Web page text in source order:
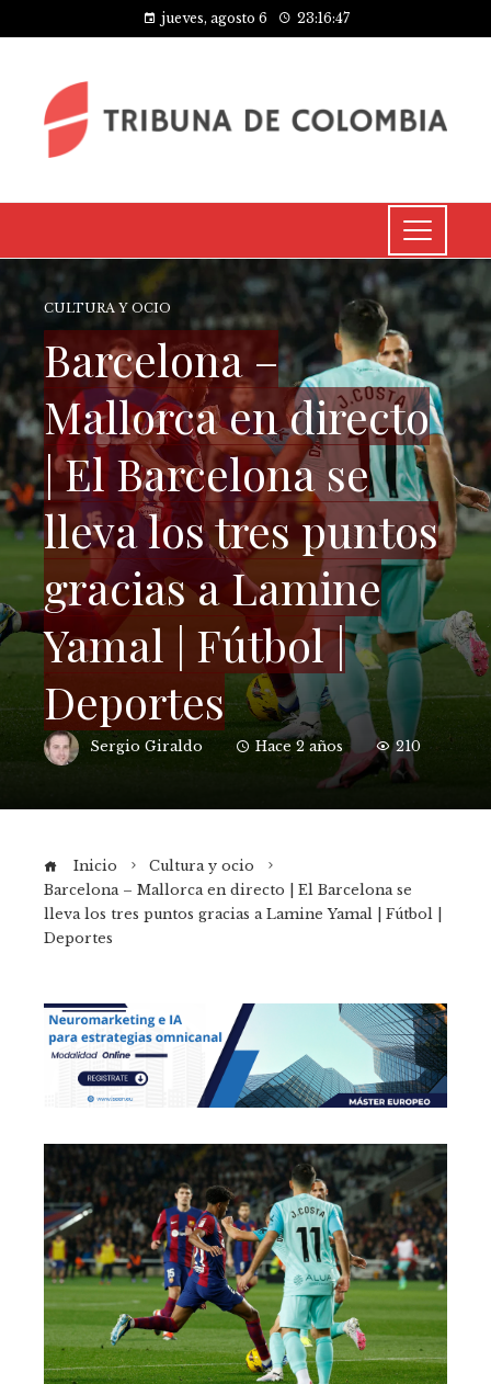
jueves, agosto 6 23:16:48
CULTURA Y OCIO
Barcelona –
Mallorca en directo
| El Barcelona se
lleva los tres puntos
gracias a Lamine
Yamal | Fútbol |
Deportes
Sergio Giraldo Hace 2 años 210
Inicio
Cultura y ocio
Barcelona – Mallorca en directo | El Barcelona se
lleva los tres puntos gracias a Lamine Yamal | Fútbol |
Deportes